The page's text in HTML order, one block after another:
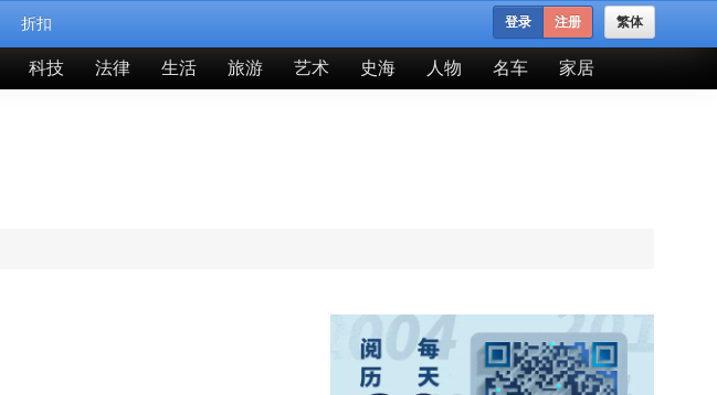
折扣 繁体
登录 注册
科技 法律 生活 旅游 艺术 史海 人物 名车 家居